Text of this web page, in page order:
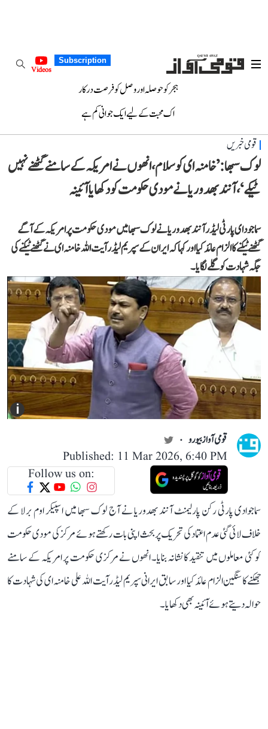
Subscription
Videos
ہجر کو حوصلہ اور وصل کو فرصت درکار
اک محبت کے لیے ایک جوانی کم ہے
قومی خبریں
لوک سبھا: ’خامنہ ای کو سلام، انھوں نے امریکہ کے سامنے گھٹنے نہیں
ٹیکے‘، آنند بھدوریا نے مودی حکومت کو دکھایا آئینہ
سماجودای پارٹی لیڈر آنند بھدوریا نے لوک سبھا میں مودی حکومت پر امریکہ کے آگے
گھٹنے ٹیکنے کا الزام عائد کیا اور کہا کہ ایران کے سپریم لیڈر آیت اللہ خامنہ ای نے گھٹنے ٹیکنے کی
جگہ شہادت کو گلے لگایا۔
i
قومی آواز بیورو
Published: 11 Mar 2026, 6:40 PM
Follow us on:
سماجوادی پارٹی رکن پارلیمنٹ آنند بھدوریا نے آج لوک سبھا میں اسپیکر اوم برلا کے
خلاف لائی گئی عدم اعتماد کی تحریک پر بحث اپنی بات رکھتے ہوئے مرکز کی مودی حکومت
کو کئی معاملوں میں تنقید کا نشانہ بنایا۔ انھوں نے مرکزی حکومت پر امریکہ کے سامنے
جھکنے کا سنگین الزام عائد کیا اور سابق ایرانی سپریم لیڈر آیت اللہ علی خامنہ ای کی شہادت کا
حوالہ دیتے ہوئے آئینہ بھی دکھایا۔